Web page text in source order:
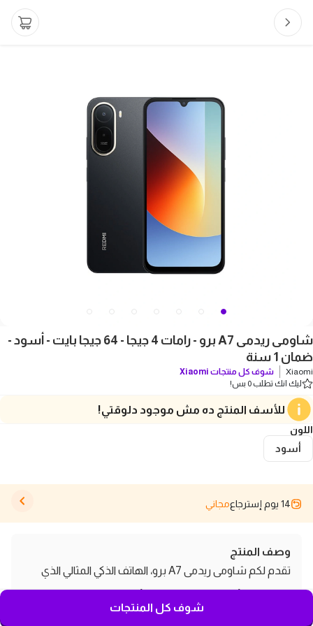
شاومى ريدمى A7 برو - رامات 4 جيجا - 64 جيجا بايت - أسود -
ضمان 1 سنة
Xiaomi شوف كل منتجات Xiaomi
ليك انك تطلب 0 بس!
للأسف المنتج ده مش موجود دلوقتي!
اللون
أسود
14 يوم إسترجاع مجاني
وصف المنتج
تقدم لكم شاومى ريدمى A7 برو، الهاتف الذكي المثالي الذي
شوف كل المنتجات